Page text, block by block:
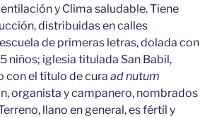
y Clima saludable. Tiene
distribuidas en calles
de primeras letras, dolada con
niños; iglesia titulada San Babil,
con el título de cura ad nutum
organista y campanero, nombrados
llano en general, es fértil y